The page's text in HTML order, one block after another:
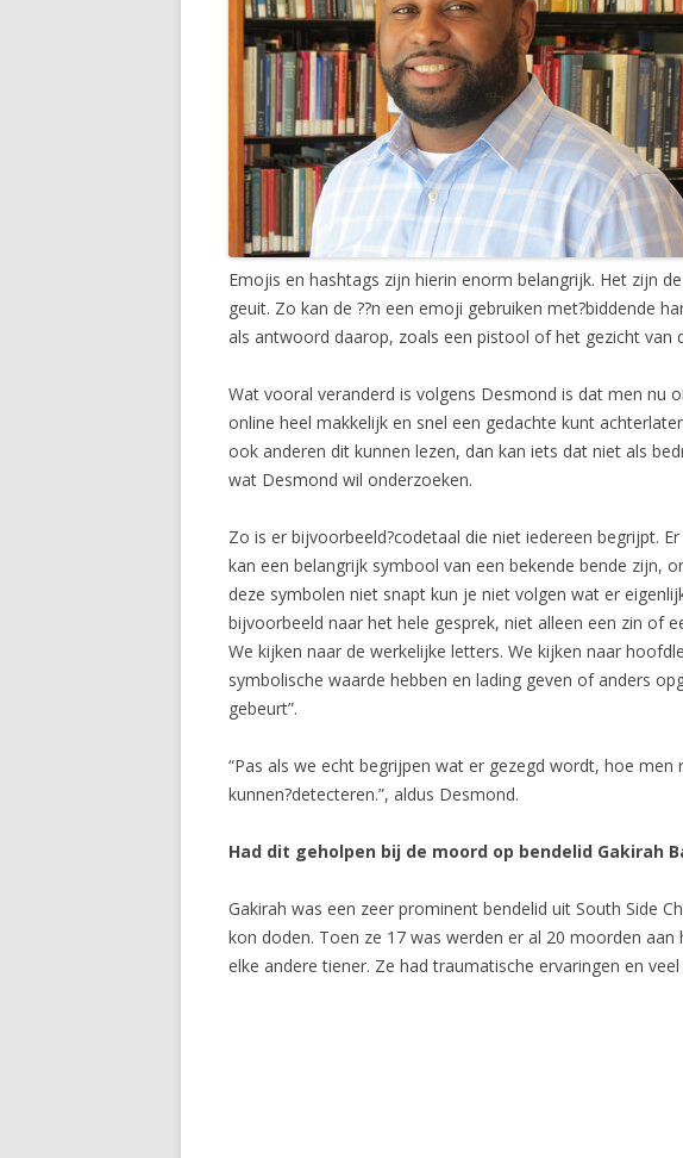
Emojis en hashtags zijn hierin enorm belangrijk. Het zijn
geuit. Zo kan de ??n een emoji gebruiken met?biddende
als antwoord daarop, zoals een pistool of het gezicht
Wat vooral veranderd is volgens Desmond is dat men nu
online heel makkelijk en snel een gedachte kunt
ook anderen dit kunnen lezen, dan kan iets dat niet als
wat Desmond wil onderzoeken.
Zo is er bijvoorbeeld?codetaal die niet iedereen begrijpt.
kan een belangrijk symbool van een bekende bende
deze symbolen niet snapt kun je niet volgen wat er
bijvoorbeeld naar het hele gesprek, niet alleen een zin of
We kijken naar de werkelijke letters. We kijken naar
symbolische waarde hebben en lading geven of anders
gebeurt”.
“Pas als we echt begrijpen wat er gezegd wordt, hoe
kunnen?detecteren.”, aldus Desmond.
Had dit geholpen bij de moord op bendelid Gakirah
Gakirah was een zeer prominent bendelid uit South Side
kon doden. Toen ze 17 was werden er al 20 moorden
elke andere tiener. Ze had traumatische ervaringen en